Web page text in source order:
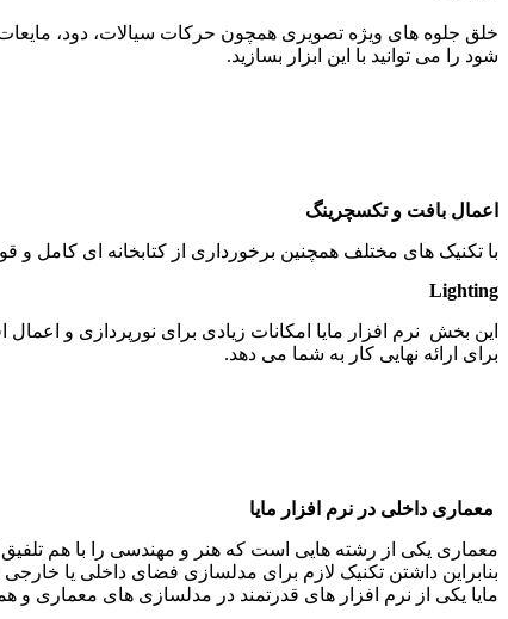
خلق جلوه های ویژه تصویری همچون حرکات سیالات، دود،
شود را می توانید با این ابزار بسازید.
اعمال بافت و تکسچرینگ
با تکنیک های مختلف همچنین برخورداری از کتابخانه ای کامل و
Lighting
این بخش نرم افزار مایا امکانات زیادی برای نورپردازی و اعمال
برای ارائه نهایی کار به شما می دهد.
معماری داخلی در نرم افزار مایا
معماری یکی از رشته هایی است که هنر و مهندسی را با هم
بنابراین داشتن تکنیک لازم برای مدلسازی فضای داخلی یا خارجی
مایا یکی از نرم افزار های قدرتمند در مدلسازی های معماری